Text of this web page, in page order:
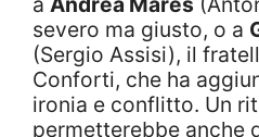
severo ma giusto, o a
(Sergio Assisi), il
Conforti, che ha
ironia e conflitto. Un
permetterebbe anche